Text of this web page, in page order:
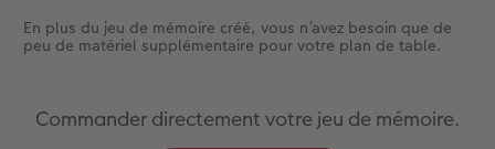
En plus du jeu de mémoire créé, vous n’avez besoin que de
peu de matériel supplémentaire pour votre plan de table.
Commander directement votre jeu de mémoire.